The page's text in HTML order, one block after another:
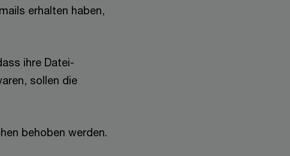
erhalten haben,
ihre Datei-
sollen die
behoben werden.